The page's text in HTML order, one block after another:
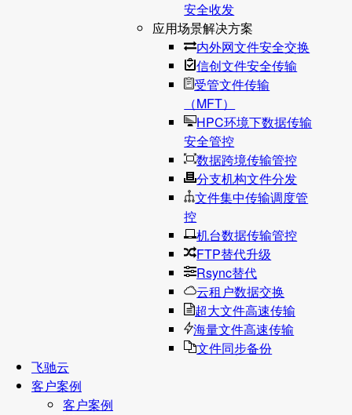
安全收发
应用场景解决方案
内外网文件安全交换
信创文件安全传输
受管文件传输
（MFT）
HPC环境下数据传输
安全管控
数据跨境传输管控
分支机构文件分发
文件集中传输调度管
控
机台数据传输管控
FTP替代升级
Rsync替代
云租户数据交换
超大文件高速传输
海量文件高速传输
文件同步备份
飞驰云
客户案例
客户案例